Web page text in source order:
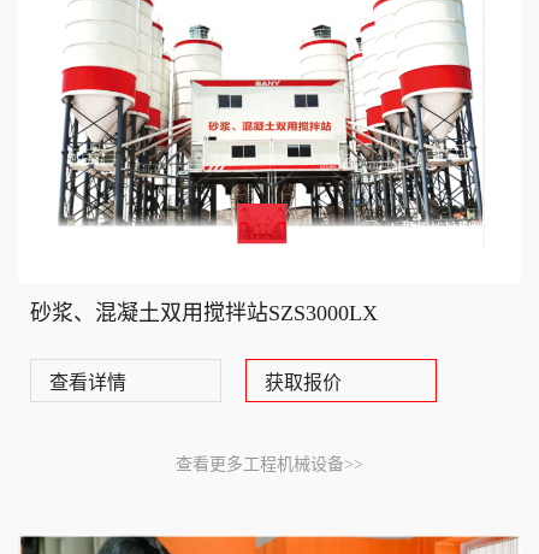
砂浆、混凝土双用搅拌站SZS3000LX
查看详情 获取报价
查看更多工程机械设备>>